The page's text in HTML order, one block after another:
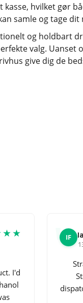
kasse, hvilket gør
samle og tage dit
og holdbart
valg.
give dig de
I'd
IF